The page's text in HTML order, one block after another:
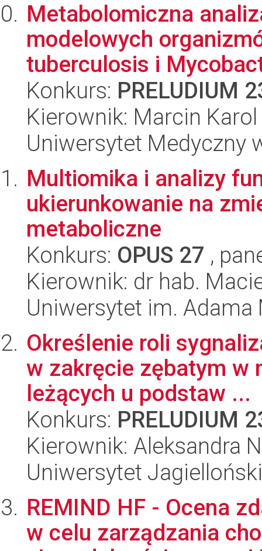
Metabolomiczna
modelowych
tuberculosis i
Konkurs: PRELUDIUM
Kierownik: Marcin
Uniwersytet Medyczny
Multiomika i analizy
ukierunkowanie na
metaboliczne
Konkurs: OPUS 27 ,
Kierownik: dr hab.
Uniwersytet im.
Określenie roli
w zakręcie zębatym w
leżących u podstaw ...
Konkurs: PRELUDIUM
Kierownik: Aleksandra
Uniwersytet Jagielloński
REMIND HF - Ocena
w celu zarządzania